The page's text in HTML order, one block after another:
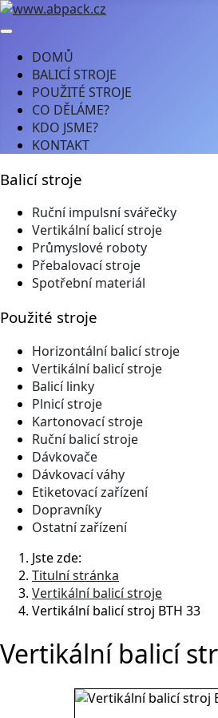
DOMŮ
BALICÍ STROJE
POUŽITÉ STROJE
CO DĚLÁME?
KDO JSME?
KONTAKT
Balicí stroje
Ruční impulsní svářečky
Vertikální balicí stroje
Průmyslové roboty
Přebalovací stroje
Spotřební materiál
Použité stroje
Horizontální balicí stroje
Vertikální balicí stroje
Balicí linky
Plnicí stroje
Kartonovací stroje
Ruční balicí stroje
Dávkovače
Dávkovací váhy
Etiketovací zařízení
Dopravníky
Ostatní zařízení
Jste zde:
Titulní stránka
Vertikální balicí stroje
Vertikální balicí stroj BTH 33
Vertikální balicí